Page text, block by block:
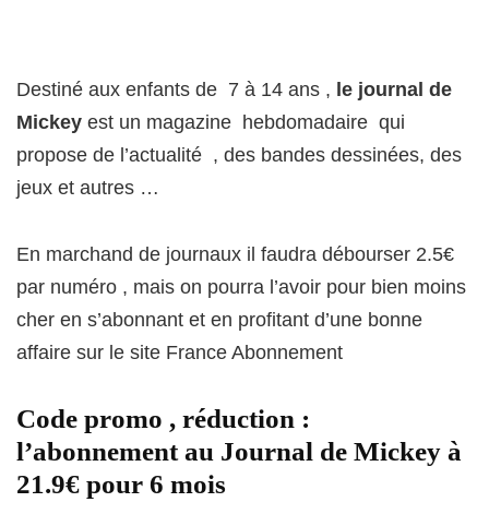
Destiné aux enfants de 7 à 14 ans , le journal de
Mickey est un magazine hebdomadaire qui
propose de l’actualité , des bandes dessinées, des
jeux et autres …
En marchand de journaux il faudra débourser 2.5€
par numéro , mais on pourra l’avoir pour bien moins
cher en s’abonnant et en profitant d’une bonne
affaire sur le site France Abonnement
Code promo , réduction :
l’abonnement au Journal de Mickey à
21.9€ pour 6 mois